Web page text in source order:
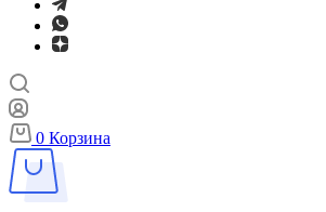
0 Корзина